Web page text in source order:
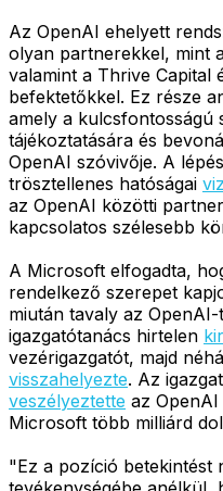
Az OpenAI ehelyett
olyan partnerekkel, mint
valamint a Thrive Capital
befektetőkkel. Ez része
amely a kulcsfontosságú
tájékoztatására és
OpenAI szóvivője. A
trösztellenes hatóságai
az OpenAI közötti
kapcsolatos szélesebb
A Microsoft elfogadta,
rendelkező szerepet
miután tavaly az
igazgatótanács hirtelen
vezérigazgatót, majd
visszahelyezte. Az
veszélyeztette az
Microsoft több milliárd
"Ez a pozíció betekintést